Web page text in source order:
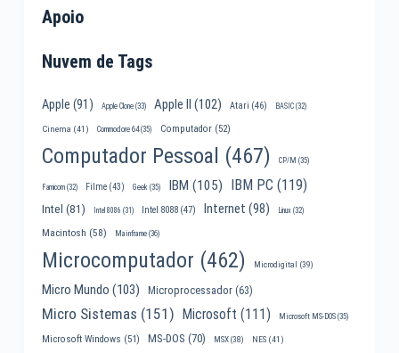
Apoio
Nuvem de Tags
Apple (91) Apple Clone(33) Apple II (102) Atari (46) BASIC(32)
Cinema (41) Commodore 64(35) Computador(52)
Computador Pessoal (467) CP/M (35)
Famicom(32) Filme(43) Geek(35) IBM (105) IBM PC (119)
Intel (81) Intel 8086 (31) Intel 8088(47) Internet (98) Linux(32)
Macintosh (58) Mainframe(36)
Microcomputador (462) Microdigital (39)
Micro Mundo (103) Microprocessador(63)
Micro Sistemas (151) Microsoft (111) Microsoft MS-DOS(35)
Microsoft Windows (51) MS-DOS (70) MSX(38) NES(41)